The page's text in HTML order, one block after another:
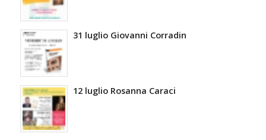
31 luglio Giovanni Corradin
12 luglio Rosanna Caraci